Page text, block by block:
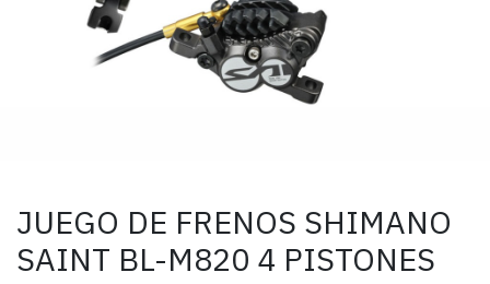
JUEGO DE FRENOS SHIMANO
SAINT BL-M820 4 PISTONES